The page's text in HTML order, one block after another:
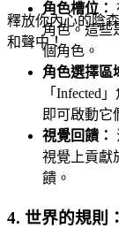
釋放你內心的陰
和聲中！
角色槽位：
角色。這些
個角色。
角色選擇區
「Infected
即可啟動它
視覺回饋：
視覺上貢獻
饋。
4. 世界的規則